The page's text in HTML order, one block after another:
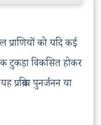
को यदि कई
टुकड़ा विकसित होकर
प्रक्रिया पुनर्जनन या